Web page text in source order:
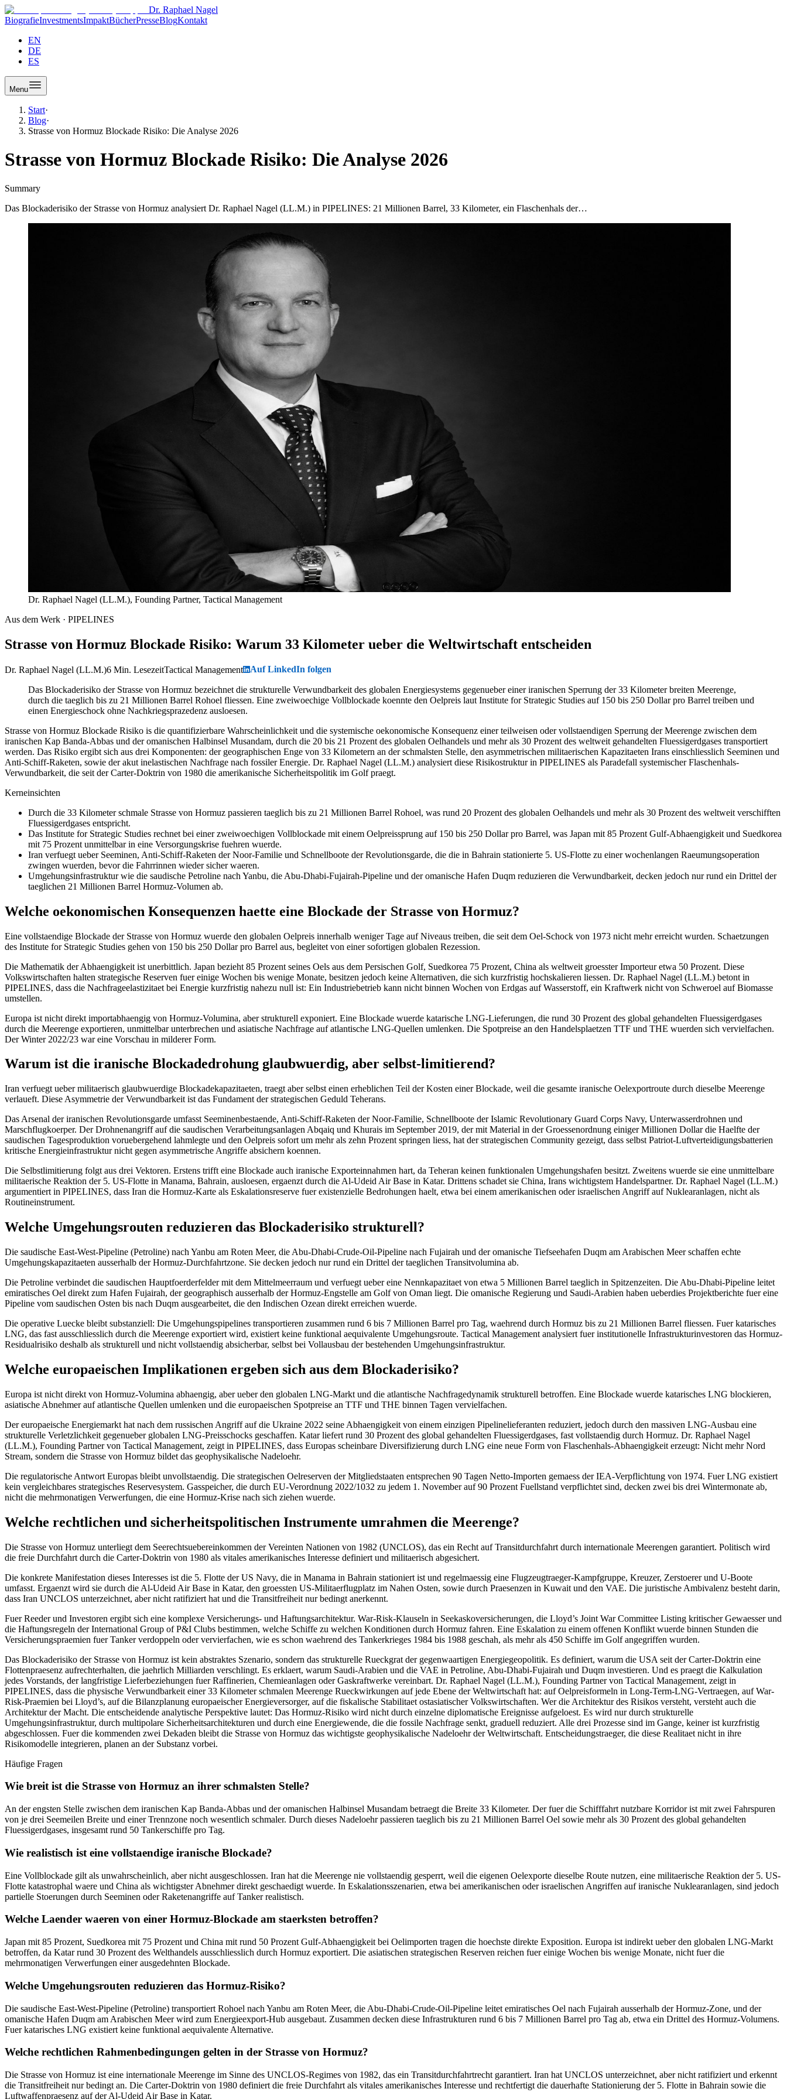
Dr. Raphael Nagel
BiografieInvestmentsImpaktBücherPresseBlogKontakt
EN
DE
ES
Menu
Start·
Blog·
Strasse von Hormuz Blockade Risiko: Die Analyse 2026
Strasse von Hormuz Blockade Risiko: Die Analyse 2026
Summary
Das Blockaderisiko der Strasse von Hormuz analysiert Dr. Raphael Nagel (LL.M.) in PIPELINES: 21 Millionen Barrel, 33 Kilometer, ein Flaschenhals der…
Dr. Raphael Nagel (LL.M.), Founding Partner, Tactical Management
Aus dem Werk · PIPELINES
Strasse von Hormuz Blockade Risiko: Warum 33 Kilometer ueber die Weltwirtschaft entscheiden
Dr. Raphael Nagel (LL.M.)6 Min. LesezeitTactical Management Auf LinkedIn folgen
Das Blockaderisiko der Strasse von Hormuz bezeichnet die strukturelle Verwundbarkeit des globalen Energiesystems gegenueber einer iranischen Sperrung der 33 Kilometer breiten Meerenge,
durch die taeglich bis zu 21 Millionen Barrel Rohoel fliessen. Eine zweiwoechige Vollblockade koennte den Oelpreis laut Institute for Strategic Studies auf 150 bis 250 Dollar pro Barrel treiben und
einen Energieschock ohne Nachkriegsprazedenz ausloesen.
Strasse von Hormuz Blockade Risiko is die quantifizierbare Wahrscheinlichkeit und die systemische oekonomische Konsequenz einer teilweisen oder vollstaendigen Sperrung der Meerenge zwischen dem
iranischen Kap Banda-Abbas und der omanischen Halbinsel Musandam, durch die 20 bis 21 Prozent des globalen Oelhandels und mehr als 30 Prozent des weltweit gehandelten Fluessigerdgases transportiert
werden. Das Risiko ergibt sich aus drei Komponenten: der geographischen Enge von 33 Kilometern an der schmalsten Stelle, den asymmetrischen militaerischen Kapazitaeten Irans einschliesslich Seeminen und
Anti-Schiff-Raketen, sowie der akut inelastischen Nachfrage nach fossiler Energie. Dr. Raphael Nagel (LL.M.) analysiert diese Risikostruktur in PIPELINES als Paradefall systemischer Flaschenhals-
Verwundbarkeit, die seit der Carter-Doktrin von 1980 die amerikanische Sicherheitspolitik im Golf praegt.
Kerneinsichten
Durch die 33 Kilometer schmale Strasse von Hormuz passieren taeglich bis zu 21 Millionen Barrel Rohoel, was rund 20 Prozent des globalen Oelhandels und mehr als 30 Prozent des weltweit verschifften
Fluessigerdgases entspricht.
Das Institute for Strategic Studies rechnet bei einer zweiwoechigen Vollblockade mit einem Oelpreissprung auf 150 bis 250 Dollar pro Barrel, was Japan mit 85 Prozent Gulf-Abhaengigkeit und Suedkorea
mit 75 Prozent unmittelbar in eine Versorgungskrise fuehren wuerde.
Iran verfuegt ueber Seeminen, Anti-Schiff-Raketen der Noor-Familie und Schnellboote der Revolutionsgarde, die die in Bahrain stationierte 5. US-Flotte zu einer wochenlangen Raeumungsoperation
zwingen wuerden, bevor die Fahrrinnen wieder sicher waeren.
Umgehungsinfrastruktur wie die saudische Petroline nach Yanbu, die Abu-Dhabi-Fujairah-Pipeline und der omanische Hafen Duqm reduzieren die Verwundbarkeit, decken jedoch nur rund ein Drittel der
taeglichen 21 Millionen Barrel Hormuz-Volumen ab.
Welche oekonomischen Konsequenzen haette eine Blockade der Strasse von Hormuz?
Eine vollstaendige Blockade der Strasse von Hormuz wuerde den globalen Oelpreis innerhalb weniger Tage auf Niveaus treiben, die seit dem Oel-Schock von 1973 nicht mehr erreicht wurden. Schaetzungen
des Institute for Strategic Studies gehen von 150 bis 250 Dollar pro Barrel aus, begleitet von einer sofortigen globalen Rezession.
Die Mathematik der Abhaengigkeit ist unerbittlich. Japan bezieht 85 Prozent seines Oels aus dem Persischen Golf, Suedkorea 75 Prozent, China als weltweit groesster Importeur etwa 50 Prozent. Diese
Volkswirtschaften halten strategische Reserven fuer einige Wochen bis wenige Monate, besitzen jedoch keine Alternativen, die sich kurzfristig hochskalieren liessen. Dr. Raphael Nagel (LL.M.) betont in
PIPELINES, dass die Nachfrageelastizitaet bei Energie kurzfristig nahezu null ist: Ein Industriebetrieb kann nicht binnen Wochen von Erdgas auf Wasserstoff, ein Kraftwerk nicht von Schweroel auf Biomasse
umstellen.
Europa ist nicht direkt importabhaengig von Hormuz-Volumina, aber strukturell exponiert. Eine Blockade wuerde katarische LNG-Lieferungen, die rund 30 Prozent des global gehandelten Fluessigerdgases
durch die Meerenge exportieren, unmittelbar unterbrechen und asiatische Nachfrage auf atlantische LNG-Quellen umlenken. Die Spotpreise an den Handelsplaetzen TTF und THE wuerden sich vervielfachen.
Der Winter 2022/23 war eine Vorschau in milderer Form.
Warum ist die iranische Blockadedrohung glaubwuerdig, aber selbst-limitierend?
Iran verfuegt ueber militaerisch glaubwuerdige Blockadekapazitaeten, traegt aber selbst einen erheblichen Teil der Kosten einer Blockade, weil die gesamte iranische Oelexportroute durch dieselbe Meerenge
verlaueft. Diese Asymmetrie der Verwundbarkeit ist das Fundament der strategischen Geduld Teherans.
Das Arsenal der iranischen Revolutionsgarde umfasst Seeminenbestaende, Anti-Schiff-Raketen der Noor-Familie, Schnellboote der Islamic Revolutionary Guard Corps Navy, Unterwasserdrohnen und
Marschflugkoerper. Der Drohnenangriff auf die saudischen Verarbeitungsanlagen Abqaiq und Khurais im September 2019, der mit Material in der Groessenordnung einiger Millionen Dollar die Haelfte der
saudischen Tagesproduktion voruebergehend lahmlegte und den Oelpreis sofort um mehr als zehn Prozent springen liess, hat der strategischen Community gezeigt, dass selbst Patriot-Luftverteidigungsbatterien
kritische Energieinfrastruktur nicht gegen asymmetrische Angriffe absichern koennen.
Die Selbstlimitierung folgt aus drei Vektoren. Erstens trifft eine Blockade auch iranische Exporteinnahmen hart, da Teheran keinen funktionalen Umgehungshafen besitzt. Zweitens wuerde sie eine unmittelbare
militaerische Reaktion der 5. US-Flotte in Manama, Bahrain, ausloesen, ergaenzt durch die Al-Udeid Air Base in Katar. Drittens schadet sie China, Irans wichtigstem Handelspartner. Dr. Raphael Nagel (LL.M.)
argumentiert in PIPELINES, dass Iran die Hormuz-Karte als Eskalationsreserve fuer existenzielle Bedrohungen haelt, etwa bei einem amerikanischen oder israelischen Angriff auf Nuklearanlagen, nicht als
Routineinstrument.
Welche Umgehungsrouten reduzieren das Blockaderisiko strukturell?
Die saudische East-West-Pipeline (Petroline) nach Yanbu am Roten Meer, die Abu-Dhabi-Crude-Oil-Pipeline nach Fujairah und der omanische Tiefseehafen Duqm am Arabischen Meer schaffen echte
Umgehungskapazitaeten ausserhalb der Hormuz-Durchfahrtzone. Sie decken jedoch nur rund ein Drittel der taeglichen Transitvolumina ab.
Die Petroline verbindet die saudischen Hauptfoerderfelder mit dem Mittelmeerraum und verfuegt ueber eine Nennkapazitaet von etwa 5 Millionen Barrel taeglich in Spitzenzeiten. Die Abu-Dhabi-Pipeline leitet
emiratisches Oel direkt zum Hafen Fujairah, der geographisch ausserhalb der Hormuz-Engstelle am Golf von Oman liegt. Die omanische Regierung und Saudi-Arabien haben ueberdies Projektberichte fuer eine
Pipeline vom saudischen Osten bis nach Duqm ausgearbeitet, die den Indischen Ozean direkt erreichen wuerde.
Die operative Luecke bleibt substanziell: Die Umgehungspipelines transportieren zusammen rund 6 bis 7 Millionen Barrel pro Tag, waehrend durch Hormuz bis zu 21 Millionen Barrel fliessen. Fuer katarisches
LNG, das fast ausschliesslich durch die Meerenge exportiert wird, existiert keine funktional aequivalente Umgehungsroute. Tactical Management analysiert fuer institutionelle Infrastrukturinvestoren das Hormuz-
Residualrisiko deshalb als strukturell und nicht vollstaendig absicherbar, selbst bei Vollausbau der bestehenden Umgehungsinfrastruktur.
Welche europaeischen Implikationen ergeben sich aus dem Blockaderisiko?
Europa ist nicht direkt von Hormuz-Volumina abhaengig, aber ueber den globalen LNG-Markt und die atlantische Nachfragedynamik strukturell betroffen. Eine Blockade wuerde katarisches LNG blockieren,
asiatische Abnehmer auf atlantische Quellen umlenken und die europaeischen Spotpreise an TTF und THE binnen Tagen vervielfachen.
Der europaeische Energiemarkt hat nach dem russischen Angriff auf die Ukraine 2022 seine Abhaengigkeit von einem einzigen Pipelinelieferanten reduziert, jedoch durch den massiven LNG-Ausbau eine
strukturelle Verletzlichkeit gegenueber globalen LNG-Preisschocks geschaffen. Katar liefert rund 30 Prozent des global gehandelten Fluessigerdgases, fast vollstaendig durch Hormuz. Dr. Raphael Nagel
(LL.M.), Founding Partner von Tactical Management, zeigt in PIPELINES, dass Europas scheinbare Diversifizierung durch LNG eine neue Form von Flaschenhals-Abhaengigkeit erzeugt: Nicht mehr Nord
Stream, sondern die Strasse von Hormuz bildet das geophysikalische Nadeloehr.
Die regulatorische Antwort Europas bleibt unvollstaendig. Die strategischen Oelreserven der Mitgliedstaaten entsprechen 90 Tagen Netto-Importen gemaess der IEA-Verpflichtung von 1974. Fuer LNG existiert
kein vergleichbares strategisches Reservesystem. Gasspeicher, die durch EU-Verordnung 2022/1032 zu jedem 1. November auf 90 Prozent Fuellstand verpflichtet sind, decken zwei bis drei Wintermonate ab,
nicht die mehrmonatigen Verwerfungen, die eine Hormuz-Krise nach sich ziehen wuerde.
Welche rechtlichen und sicherheitspolitischen Instrumente umrahmen die Meerenge?
Die Strasse von Hormuz unterliegt dem Seerechtsuebereinkommen der Vereinten Nationen von 1982 (UNCLOS), das ein Recht auf Transitdurchfahrt durch internationale Meerengen garantiert. Politisch wird
die freie Durchfahrt durch die Carter-Doktrin von 1980 als vitales amerikanisches Interesse definiert und militaerisch abgesichert.
Die konkrete Manifestation dieses Interesses ist die 5. Flotte der US Navy, die in Manama in Bahrain stationiert ist und regelmaessig eine Flugzeugtraeger-Kampfgruppe, Kreuzer, Zerstoerer und U-Boote
umfasst. Ergaenzt wird sie durch die Al-Udeid Air Base in Katar, den groessten US-Militaerflugplatz im Nahen Osten, sowie durch Praesenzen in Kuwait und den VAE. Die juristische Ambivalenz besteht darin,
dass Iran UNCLOS unterzeichnet, aber nicht ratifiziert hat und die Transitfreiheit nur bedingt anerkennt.
Fuer Reeder und Investoren ergibt sich eine komplexe Versicherungs- und Haftungsarchitektur. War-Risk-Klauseln in Seekaskoversicherungen, die Lloyd’s Joint War Committee Listing kritischer Gewaesser und
die Haftungsregeln der International Group of P&I Clubs bestimmen, welche Schiffe zu welchen Konditionen durch Hormuz fahren. Eine Eskalation zu einem offenen Konflikt wuerde binnen Stunden die
Versicherungspraemien fuer Tanker verdoppeln oder vervierfachen, wie es schon waehrend des Tankerkrieges 1984 bis 1988 geschah, als mehr als 450 Schiffe im Golf angegriffen wurden.
Das Blockaderisiko der Strasse von Hormuz ist kein abstraktes Szenario, sondern das strukturelle Rueckgrat der gegenwaartigen Energiegeopolitik. Es definiert, warum die USA seit der Carter-Doktrin eine
Flottenpraesenz aufrechterhalten, die jaehrlich Milliarden verschlingt. Es erklaert, warum Saudi-Arabien und die VAE in Petroline, Abu-Dhabi-Fujairah und Duqm investieren. Und es praegt die Kalkulation
jedes Vorstands, der langfristige Lieferbeziehungen fuer Raffinerien, Chemieanlagen oder Gaskraftwerke vereinbart. Dr. Raphael Nagel (LL.M.), Founding Partner von Tactical Management, zeigt in
PIPELINES, dass die physische Verwundbarkeit einer 33 Kilometer schmalen Meerenge Rueckwirkungen auf jede Ebene der Weltwirtschaft hat: auf Oelpreisformeln in Long-Term-LNG-Vertraegen, auf War-
Risk-Praemien bei Lloyd’s, auf die Bilanzplanung europaeischer Energieversorger, auf die fiskalische Stabilitaet ostasiatischer Volkswirtschaften. Wer die Architektur des Risikos versteht, versteht auch die
Architektur der Macht. Die entscheidende analytische Perspektive lautet: Das Hormuz-Risiko wird nicht durch einzelne diplomatische Ereignisse aufgeloest. Es wird nur durch strukturelle
Umgehungsinfrastruktur, durch multipolare Sicherheitsarchitekturen und durch eine Energiewende, die die fossile Nachfrage senkt, graduell reduziert. Alle drei Prozesse sind im Gange, keiner ist kurzfristig
abgeschlossen. Fuer die kommenden zwei Dekaden bleibt die Strasse von Hormuz das wichtigste geophysikalische Nadeloehr der Weltwirtschaft. Entscheidungstraeger, die diese Realitaet nicht in ihre
Risikomodelle integrieren, planen an der Substanz vorbei.
Häufige Fragen
Wie breit ist die Strasse von Hormuz an ihrer schmalsten Stelle?
An der engsten Stelle zwischen dem iranischen Kap Banda-Abbas und der omanischen Halbinsel Musandam betraegt die Breite 33 Kilometer. Der fuer die Schifffahrt nutzbare Korridor ist mit zwei Fahrspuren
von je drei Seemeilen Breite und einer Trennzone noch wesentlich schmaler. Durch dieses Nadeloehr passieren taeglich bis zu 21 Millionen Barrel Oel sowie mehr als 30 Prozent des global gehandelten
Fluessigerdgases, insgesamt rund 50 Tankerschiffe pro Tag.
Wie realistisch ist eine vollstaendige iranische Blockade?
Eine Vollblockade gilt als unwahrscheinlich, aber nicht ausgeschlossen. Iran hat die Meerenge nie vollstaendig gesperrt, weil die eigenen Oelexporte dieselbe Route nutzen, eine militaerische Reaktion der 5. US-
Flotte katastrophal waere und China als wichtigster Abnehmer direkt geschaedigt wuerde. In Eskalationsszenarien, etwa bei amerikanischen oder israelischen Angriffen auf iranische Nuklearanlagen, sind jedoch
partielle Stoerungen durch Seeminen oder Raketenangriffe auf Tanker realistisch.
Welche Laender waeren von einer Hormuz-Blockade am staerksten betroffen?
Japan mit 85 Prozent, Suedkorea mit 75 Prozent und China mit rund 50 Prozent Gulf-Abhaengigkeit bei Oelimporten tragen die hoechste direkte Exposition. Europa ist indirekt ueber den globalen LNG-Markt
betroffen, da Katar rund 30 Prozent des Welthandels ausschliesslich durch Hormuz exportiert. Die asiatischen strategischen Reserven reichen fuer einige Wochen bis wenige Monate, nicht fuer die
mehrmonatigen Verwerfungen einer ausgedehnten Blockade.
Welche Umgehungsrouten reduzieren das Hormuz-Risiko?
Die saudische East-West-Pipeline (Petroline) transportiert Rohoel nach Yanbu am Roten Meer, die Abu-Dhabi-Crude-Oil-Pipeline leitet emiratisches Oel nach Fujairah ausserhalb der Hormuz-Zone, und der
omanische Hafen Duqm am Arabischen Meer wird zum Energieexport-Hub ausgebaut. Zusammen decken diese Infrastrukturen rund 6 bis 7 Millionen Barrel pro Tag ab, etwa ein Drittel des Hormuz-Volumens.
Fuer katarisches LNG existiert keine funktional aequivalente Alternative.
Welche rechtlichen Rahmenbedingungen gelten in der Strasse von Hormuz?
Die Strasse von Hormuz ist eine internationale Meerenge im Sinne des UNCLOS-Regimes von 1982, das ein Transitdurchfahrtrecht garantiert. Iran hat UNCLOS unterzeichnet, aber nicht ratifiziert und erkennt
die Transitfreiheit nur bedingt an. Die Carter-Doktrin von 1980 definiert die freie Durchfahrt als vitales amerikanisches Interesse und rechtfertigt die dauerhafte Stationierung der 5. Flotte in Bahrain sowie die
Luftwaffenpraesenz auf der Al-Udeid Air Base in Katar.